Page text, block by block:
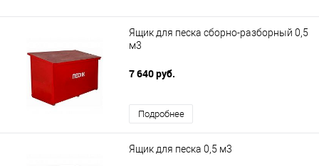
Ящик для песка сборно-разборный 0,5
м3
7 640 руб.
Подробнее
Ящик для песка 0,5 м3